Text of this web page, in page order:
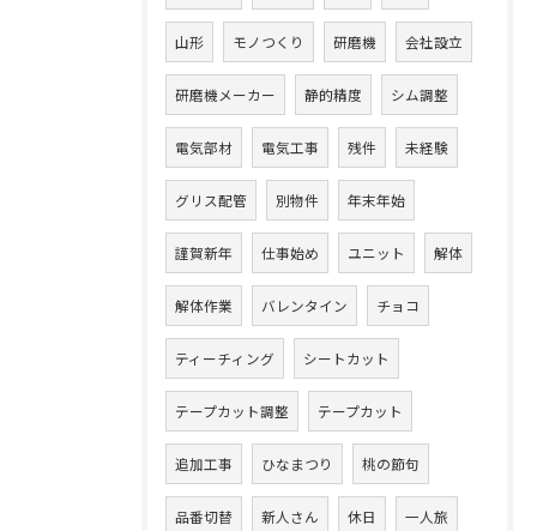
山形 モノつくり 研磨機 会社設立
研磨機メーカー 静的精度 シム調整
電気部材 電気工事 残件 未経験
グリス配管 別物件 年末年始
謹賀新年 仕事始め ユニット 解体
解体作業 バレンタイン チョコ
ティーチィング シートカット
テープカット調整 テープカット
追加工事 ひなまつり 桃の節句
品番切替 新人さん 休日 一人旅